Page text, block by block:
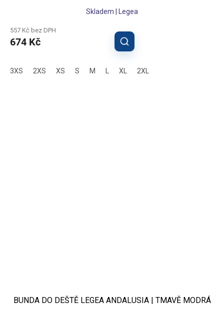
Skladem | Legea
557 Kč bez DPH
674 Kč
3XS 2XS XS S M XL 2XL
BUNDA DO DEŠTĚ LEGEA ANDALUSIA | TMAVĚ MODRÁ